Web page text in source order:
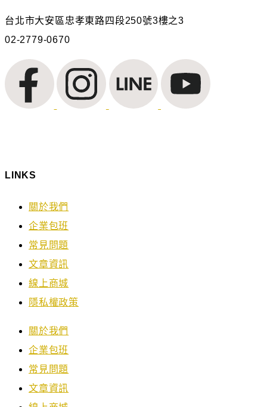
台北市大安區忠孝東路四段250號3樓之3
02-2779-0670
LINKS
關於我們
企業包班
常見問題
文章資訊
線上商城
隱私權政策
關於我們
企業包班
常見問題
文章資訊